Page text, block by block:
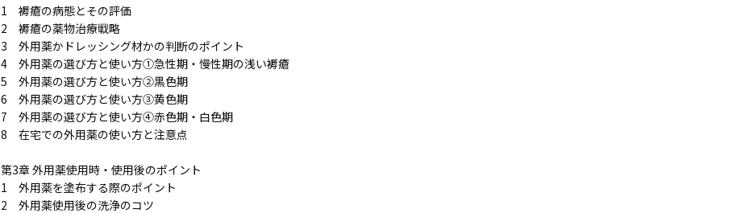
1 褥瘡の病態とその評価
2 褥瘡の薬物治療戦略
3 外用薬かドレッシング材かの判断のポイント
4 外用薬の選び方と使い方①急性期・慢性期の浅い褥瘡
5 外用薬の選び方と使い方②黒色期
6 外用薬の選び方と使い方③黄色期
7 外用薬の選び方と使い方④赤色期・白色期
8 在宅での外用薬の使い方と注意点
第3章 外用薬使用時・使用後のポイント
1 外用薬を塗布する際のポイント
2 外用薬使用後の洗浄のコツ